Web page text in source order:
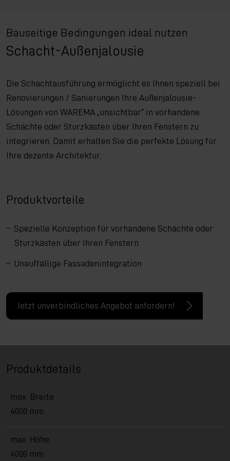
Bauseitige Bedingungen ideal nutzen
Schacht-Außenjalousie
Die Schachtausführung ermöglicht es Ihnen speziell bei
Renovierungen / Sanierungen Ihre Außenjalousie-
Lösungen von WAREMA „unsichtbar“ in vorhandene
Schächte oder Sturzkästen über Ihren Fenstern zu
integrieren. Damit erhalten Sie die perfekte Lösung für
Ihre dezente Architektur.
Produktvorteile
Spezielle Konzeption für vorhandene Schächte oder
Sturzkästen über Ihren Fenstern
Unauffällige Fassadenintegration
Jetzt unverbindliches Angebot anfordern!
Produktdetails
max. Breite
4000 mm
max. Höhe
4000 mm